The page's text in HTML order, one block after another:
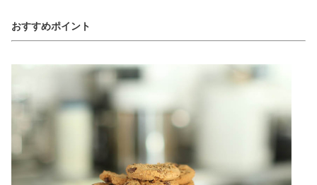
おすすめポイント